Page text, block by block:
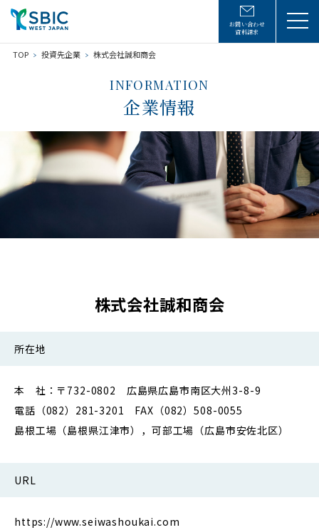
お問い合わせ
資料請求
TOP 投資先企業 株式会社誠和商会
INFORMATION
企業情報
株式会社誠和商会
所在地
本 社：〒732-0802 広島県広島市南区大州3-8-9
電話（082）281-3201 FAX（082）508-0055
島根工場（島根県江津市），可部工場（広島市安佐北区）
URL
https://www.seiwashoukai.com